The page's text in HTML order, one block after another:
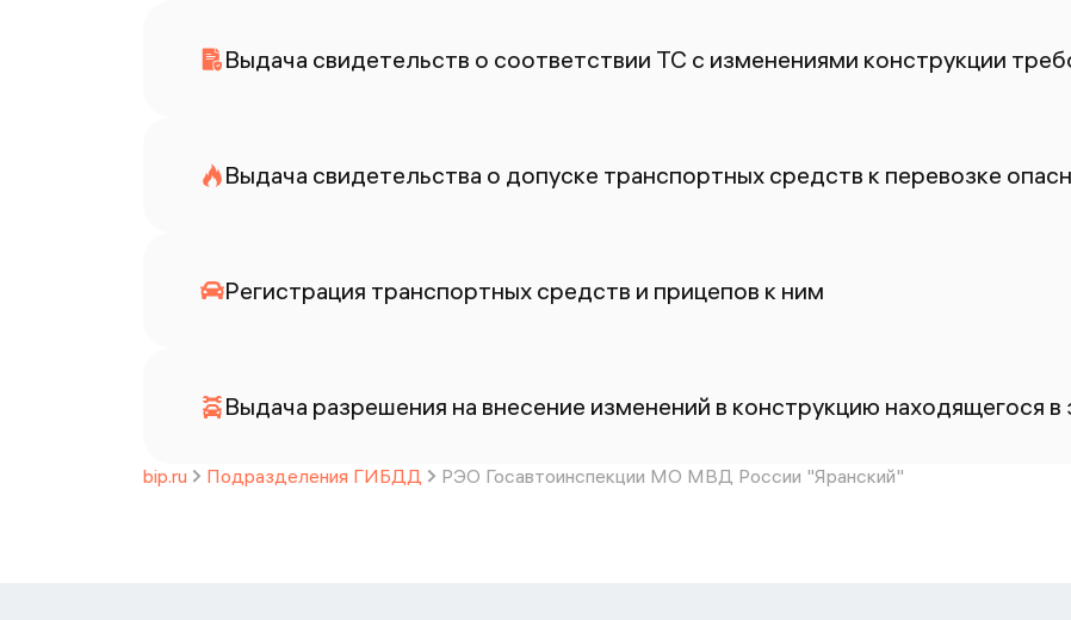
Выдача свидетельств о соответствии ТС с изменениями конструкции
Выдача свидетельства о допуске транспортных средств к перевозке
Регистрация транспортных средств и прицепов к ним
Выдача разрешения на внесение изменений в конструкцию находящегося
bip.ru Подразделения ГИБДД РЭО Госавтоинспекции МО МВД России "Яранский"